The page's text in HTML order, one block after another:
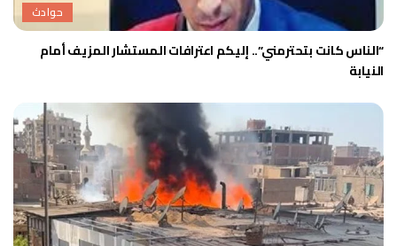
حوادث
“الناس كانت بتحترمني”.. إليكم اعترافات المستشار المزيف أمام
النيابة